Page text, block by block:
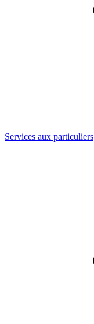
Services aux particuliers